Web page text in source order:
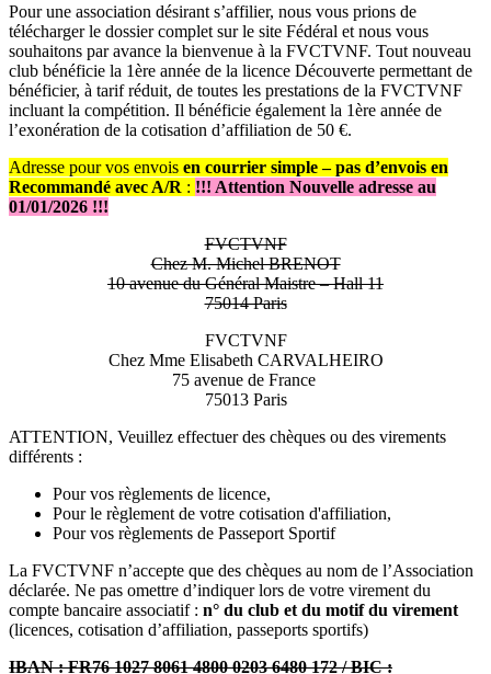
Pour une association désirant s’affilier, nous vous prions de
télécharger le dossier complet sur le site Fédéral et nous vous
souhaitons par avance la bienvenue à la FVCTVNF. Tout nouveau
club bénéficie la 1ère année de la licence Découverte permettant de
bénéficier, à tarif réduit, de toutes les prestations de la FVCTVNF
incluant la compétition. Il bénéficie également la 1ère année de
l’exonération de la cotisation d’affiliation de 50 €.
Adresse pour vos envois en courrier simple – pas d’envois en
Recommandé avec A/R : !!! Attention Nouvelle adresse au
01/01/2026 !!!
FVCTVNF
Chez M. Michel BRENOT
10 avenue du Général Maistre – Hall 11
75014 Paris
FVCTVNF
Chez Mme Elisabeth CARVALHEIRO
75 avenue de France
75013 Paris
ATTENTION, Veuillez effectuer des chèques ou des virements
différents :
Pour vos règlements de licence,
Pour le règlement de votre cotisation d'affiliation,
Pour vos règlements de Passeport Sportif
La FVCTVNF n’accepte que des chèques au nom de l’Association
déclarée. Ne pas omettre d’indiquer lors de votre virement du
compte bancaire associatif : n° du club et du motif du virement
(licences, cotisation d’affiliation, passeports sportifs)
IBAN : FR76 1027 8061 4800 0203 6480 172 / BIC :